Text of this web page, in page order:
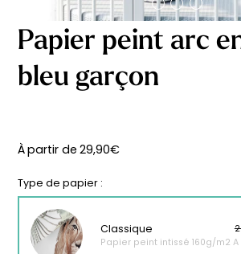
Papier peint arc
bleu garçon
À partir de29,90€
Type de papier :
Classique
Papier peint intissé 160g/m2